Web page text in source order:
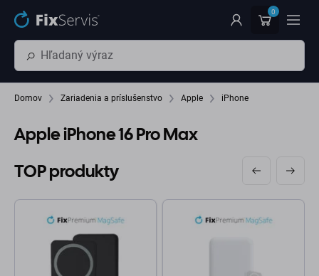
Preskočiť na hlavný obsah 0
Domov Zariadenia a príslušenstvo Apple iPhone
Apple iPhone 16 Pro Max
TOP produkty